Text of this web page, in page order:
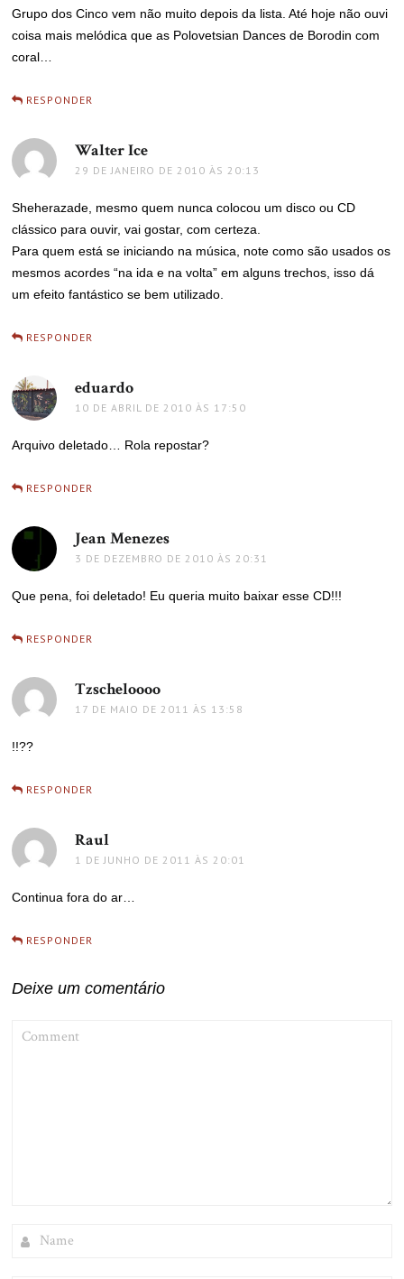
Grupo dos Cinco vem não muito depois da lista. Até hoje não ouvi
coisa mais melódica que as Polovetsian Dances de Borodin com
coral…
RESPONDER
Walter Ice
29 DE JANEIRO DE 2010 ÀS 20:13
Sheherazade, mesmo quem nunca colocou um disco ou CD
clássico para ouvir, vai gostar, com certeza.
Para quem está se iniciando na música, note como são usados os
mesmos acordes “na ida e na volta” em alguns trechos, isso dá
um efeito fantástico se bem utilizado.
RESPONDER
eduardo
10 DE ABRIL DE 2010 ÀS 17:50
Arquivo deletado… Rola repostar?
RESPONDER
Jean Menezes
3 DE DEZEMBRO DE 2010 ÀS 20:31
Que pena, foi deletado! Eu queria muito baixar esse CD!!!
RESPONDER
Tzscheloooo
17 DE MAIO DE 2011 ÀS 13:58
!!??
RESPONDER
Raul
1 DE JUNHO DE 2011 ÀS 20:01
Continua fora do ar…
RESPONDER
Deixe um comentário